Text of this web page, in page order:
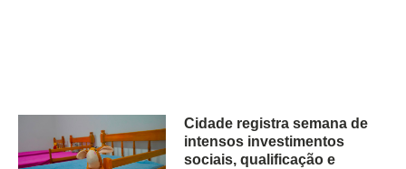
Cidade registra semana de
intensos investimentos
sociais, qualificação e